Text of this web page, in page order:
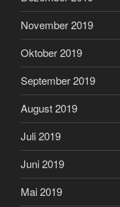
November 2019
Oktober 2019
September 2019
August 2019
Juli 2019
Juni 2019
Mai 2019